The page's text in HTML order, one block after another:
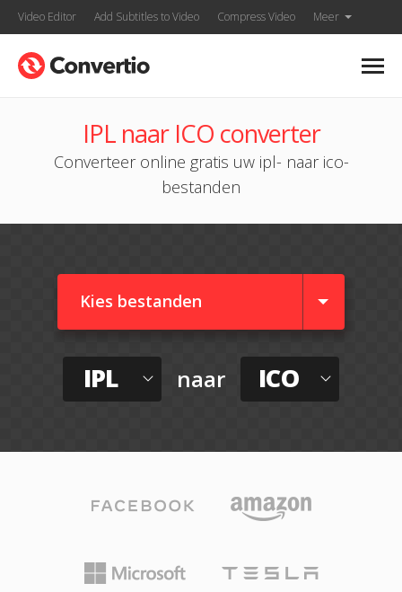
Video Editor Add Subtitles to Video Compress Video Meer
IPL naar ICO converter
Converteer online gratis uw ipl- naar ico-
bestanden
Kies bestanden
IPL naar ICO